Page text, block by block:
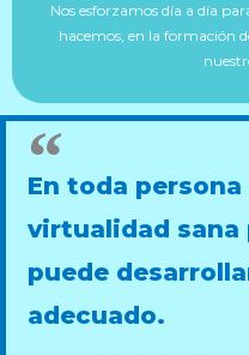
Nos esforzamos día a día
hacemos, en la formación
En toda
virtualidad sana
puede
adecuado.